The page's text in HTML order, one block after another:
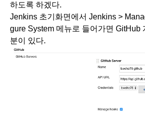
하도록 하겠다.
Jenkins 초기화면에서 Jenkins >
gure System 메뉴로 들어가면 GitHub
분이 있다.